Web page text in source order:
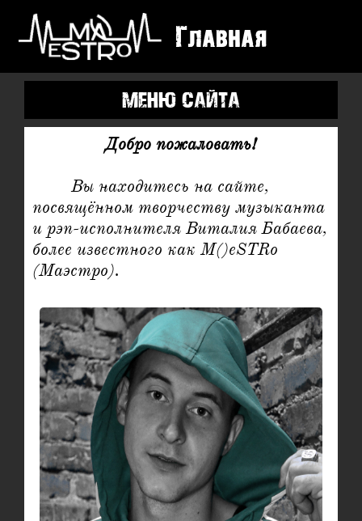
Главная
Добро пожаловать!
	Вы находитесь на сайте,
посвящённом творчеству музыканта
и рэп-исполнителя Виталия Бабаева,
более известного как M()eSTRo
(Маэстро).